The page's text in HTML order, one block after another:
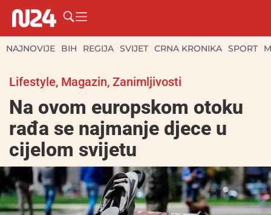
NAJNOVIJE BIH REGIJA SVIJET CRNA KRONIKA SPORT
Lifestyle, Magazin, Zanimljivosti
Na ovom europskom otoku
rađa se najmanje djece u
cijelom svijetu